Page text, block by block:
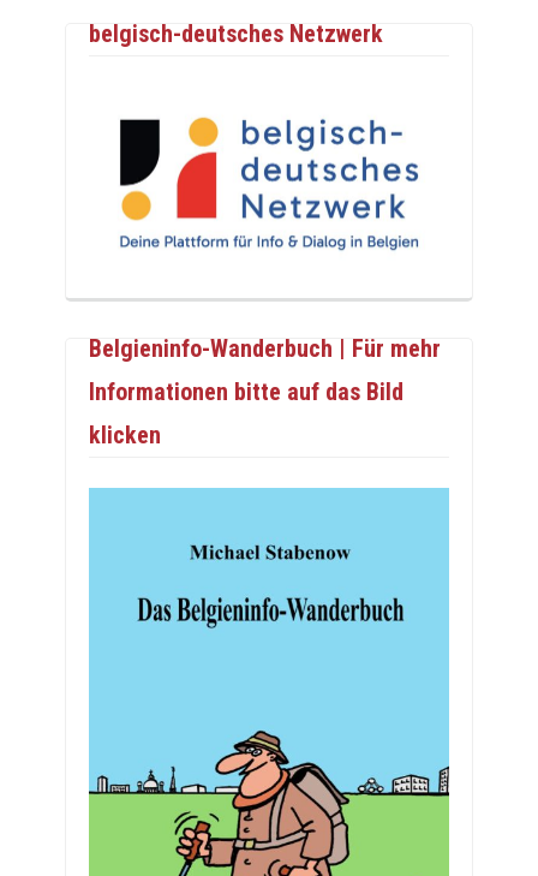
belgisch-deutsches Netzwerk
Belgieninfo-Wanderbuch | Für mehr
Informationen bitte auf das Bild
klicken